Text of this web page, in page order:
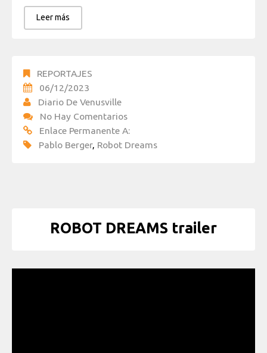
Leer más
REPORTAJES
06/12/2023
Diario De Venusville
No Hay Comentarios
Enlace Permanente A:
Pablo Berger, Robot Dreams
ROBOT DREAMS trailer